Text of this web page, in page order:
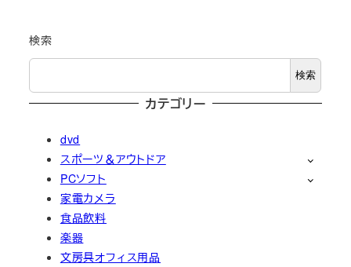
検索
検索
カテゴリー
dvd
スポーツ＆アウトドア
PCソフト
家電カメラ
食品飲料
楽器
文房具オフィス用品